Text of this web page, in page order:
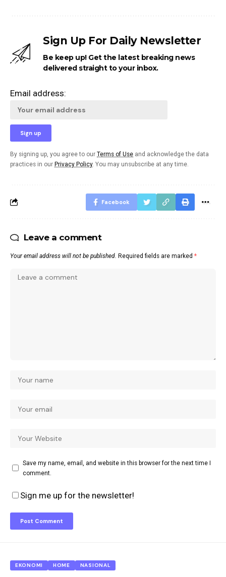
Sign Up For Daily Newsletter
Be keep up! Get the latest breaking news
delivered straight to your inbox.
Email address:
By signing up, you agree to our Terms of Use and acknowledge the data
practices in our Privacy Policy. You may unsubscribe at any time.
Facebook
Leave a comment
Your email address will not be published. Required fields are marked *
Save my name, email, and website in this browser for the next time I
comment.
Sign me up for the newsletter!
EKONOMI HOME NASIONAL